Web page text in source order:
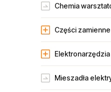
Chemia
Części
Elektronarzędzia
Mieszadła